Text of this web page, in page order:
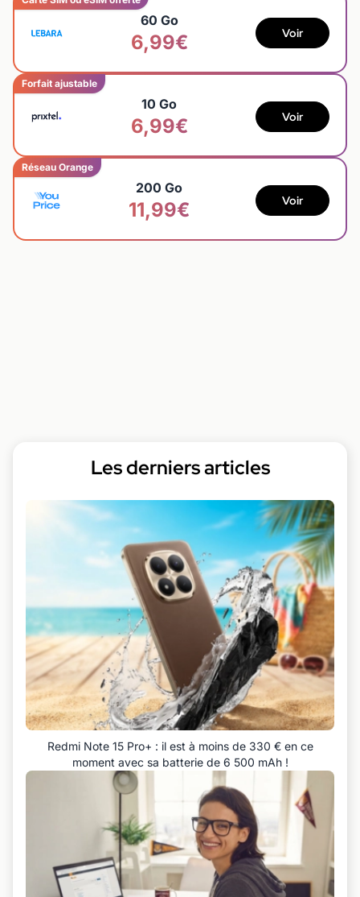
60 Go
6,99€ Voir
Forfait ajustable
10 Go
6,99€ Voir
Réseau Orange
200 Go
11,99€ Voir
Les derniers articles
Redmi Note 15 Pro+ : il est à moins de 330 € en ce
moment avec sa batterie de 6 500 mAh !